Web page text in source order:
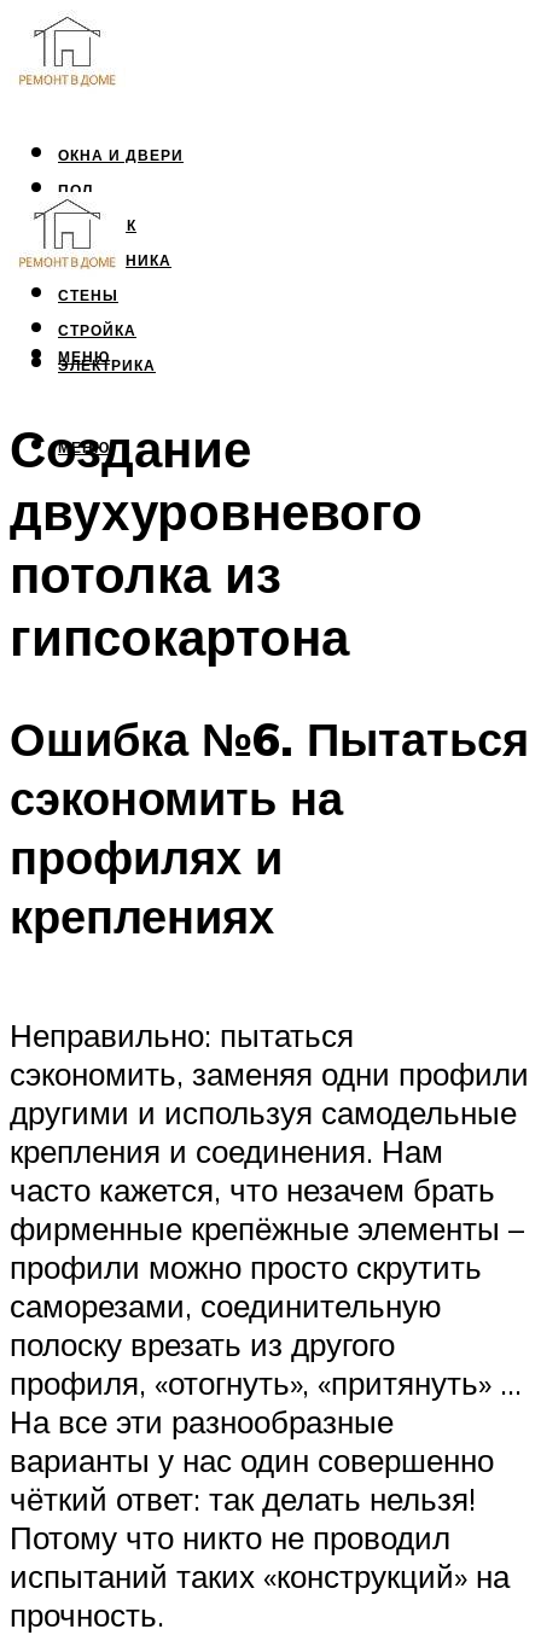
ОКНА И ДВЕРИ
ПОЛ
ПОТОЛОК
САНТЕХНИКА
СТЕНЫ
СТРОЙКА
ЭЛЕКТРИКА
МЕНЮ
МЕНЮ
Создание
двухуровневого
потолка из
гипсокартона
Ошибка №6. Пытаться
сэкономить на
профилях и
креплениях
Неправильно: пытаться
сэкономить, заменяя одни профили
другими и используя самодельные
крепления и соединения. Нам
часто кажется, что незачем брать
фирменные крепёжные элементы –
профили можно просто скрутить
саморезами, соединительную
полоску врезать из другого
профиля, «отогнуть», «притянуть» …
На все эти разнообразные
варианты у нас один совершенно
чёткий ответ: так делать нельзя!
Потому что никто не проводил
испытаний таких «конструкций» на
прочность.